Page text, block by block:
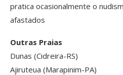
pratica ocasionalmente o
afastados
Outras Praias
Dunas (Cidreira-RS)
Ajiruteua (Marapinim-PA)